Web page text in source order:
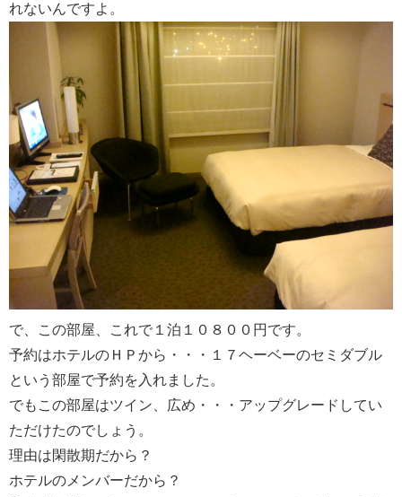
れないんですよ。
で、この部屋、これで１泊１０８００円です。
予約はホテルのＨＰから・・・１７ヘーベーのセミダブル
という部屋で予約を入れました。
でもこの部屋はツイン、広め・・・アップグレードしてい
ただけたのでしょう。
理由は閑散期だから？
ホテルのメンバーだから？